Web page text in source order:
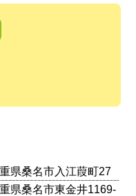
県桑名市入江葭町27
県桑名市東金井1169-